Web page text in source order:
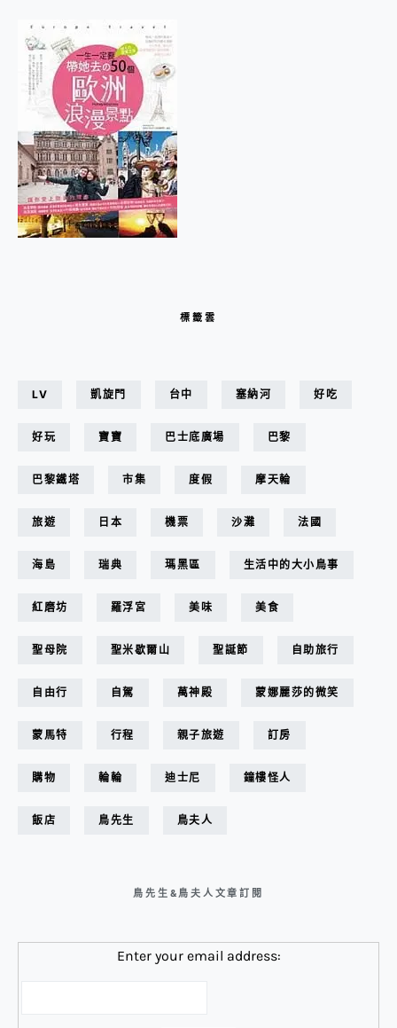
標籤雲
LV 凱旋門 台中 塞納河 好吃
好玩 寶寶 巴士底廣場 巴黎
巴黎鐵塔 市集 度假 摩天輪
旅遊 日本 機票 沙灘 法國
海島 瑞典 瑪黑區 生活中的大小鳥事
紅磨坊 羅浮宮 美味 美食
聖母院 聖米歇爾山 聖誕節 自助旅行
自由行 自駕 萬神殿 蒙娜麗莎的微笑
蒙馬特 行程 親子旅遊 訂房
購物 輪輪 迪士尼 鐘樓怪人
飯店 鳥先生 鳥夫人
鳥先生&鳥夫人文章訂閱
Enter your email address: